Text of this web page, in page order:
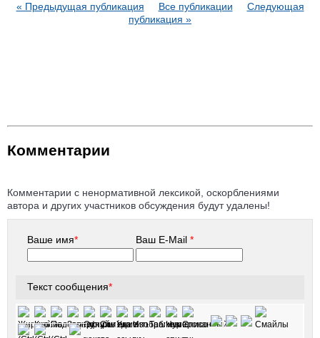
« Предыдущая публикация Все публикации
Следующая
публикация »
Комментарии
Комментарии с ненормативной лексикой, оскорблениями
автора и других участников обсуждения будут удалены!
Ваше имя* Ваш E-Mail*
Текст сообщения*